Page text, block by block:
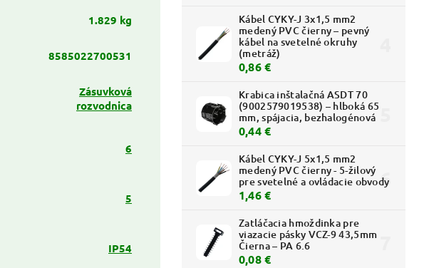
Kábel CYKY-J 3x1,5 mm2
medený PVC čierny – pevný
kábel na svetelné okruhy
(metráž)
0,86 €
Krabica inštalačná ASDT 70
(9002579019538) – hlboká 65
mm, spájacia, bezhalogénová
0,44 €
Kábel CYKY-J 5x1,5 mm2
medený PVC čierny - 5-žilový
pre svetelné a ovládacie obvody
1,46 €
Zatláčacia hmoždinka pre
viazacie pásky VCZ-9 43,5mm
Čierna – PA 6.6
0,08 €
1.829 kg
8585022700531
Zásuvková
rozvodnica
6
5
IP54